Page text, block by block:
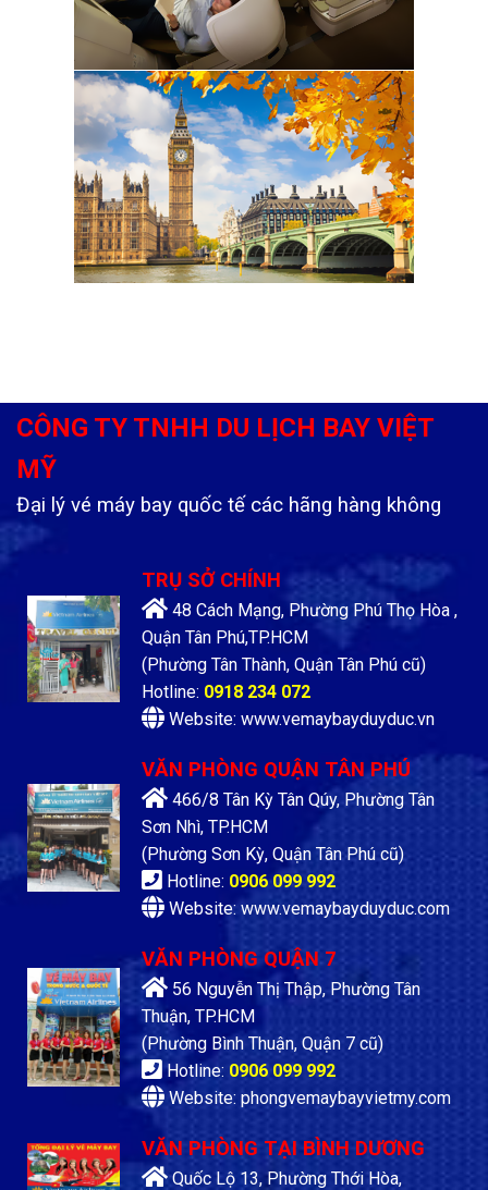
CÔNG TY TNHH DU LỊCH BAY VIỆT
MỸ
Đại lý vé máy bay quốc tế các hãng hàng không
TRỤ SỞ CHÍNH
48 Cách Mạng, Phường Phú Thọ Hòa ,
Quận Tân Phú,TP.HCM
(Phường Tân Thành, Quận Tân Phú cũ)
Hotline: 0918 234 072
Website: www.vemaybayduyduc.vn
VĂN PHÒNG QUẬN TÂN PHÚ
466/8 Tân Kỳ Tân Qúy, Phường Tân
Sơn Nhì, TP.HCM
(Phường Sơn Kỳ, Quận Tân Phú cũ)
Hotline: 0906 099 992
Website: www.vemaybayduyduc.com
VĂN PHÒNG QUẬN 7
56 Nguyễn Thị Thập, Phường Tân
Thuận, TP.HCM
(Phường Bình Thuận, Quận 7 cũ)
Hotline: 0906 099 992
Website: phongvemaybayvietmy.com
VĂN PHÒNG TẠI BÌNH DƯƠNG
Quốc Lộ 13, Phường Thới Hòa,